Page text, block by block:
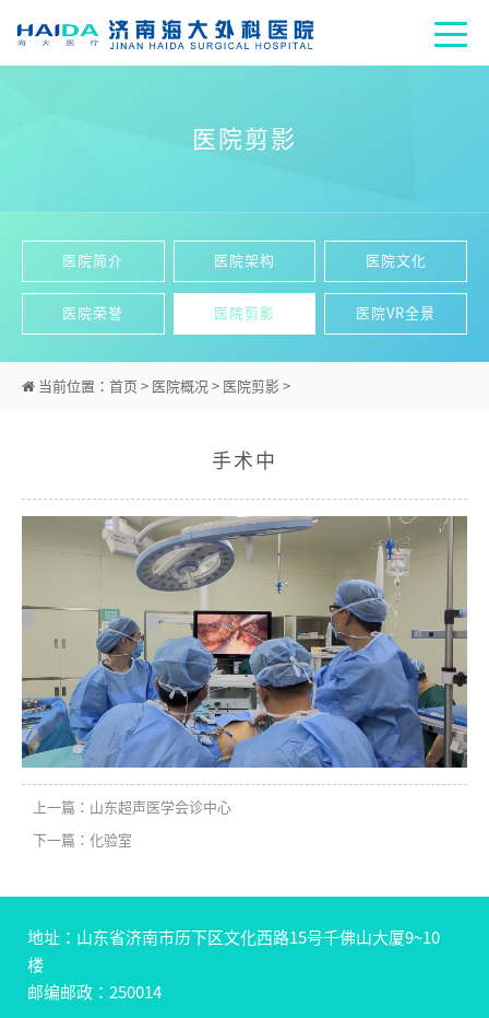
医院剪影
医院简介 医院架构 医院文化
医院荣誉 医院剪影 医院VR全景
当前位置： 首页 > 医院概况 > 医院剪影 >
手术中
上一篇：山东超声医学会诊中心
下一篇：化验室
地址：山东省济南市历下区文化西路15号千佛山大厦9~10
楼
邮编邮政：250014